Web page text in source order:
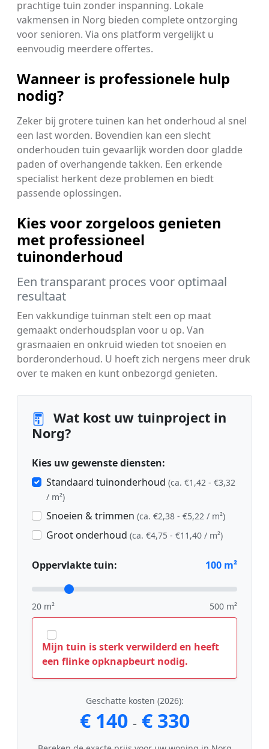
prachtige tuin zonder inspanning. Lokale
vakmensen in Norg bieden complete ontzorging
voor senioren. Via ons platform vergelijkt u
eenvoudig meerdere offertes.
Wanneer is professionele hulp
nodig?
Zeker bij grotere tuinen kan het onderhoud al snel
een last worden. Bovendien kan een slecht
onderhouden tuin gevaarlijk worden door gladde
paden of overhangende takken. Een erkende
specialist herkent deze problemen en biedt
passende oplossingen.
Kies voor zorgeloos genieten
met professioneel
tuinonderhoud
Een transparant proces voor optimaal
resultaat
Een vakkundige tuinman stelt een op maat
gemaakt onderhoudsplan voor u op. Van
grasmaaien en onkruid wieden tot snoeien en
borderonderhoud. U hoeft zich nergens meer druk
over te maken en kunt onbezorgd genieten.
Wat kost uw tuinproject in
Norg?
Kies uw gewenste diensten:
Standaard tuinonderhoud (ca. €1,42 - €3,32
/ m²)
Snoeien & trimmen (ca. €2,38 - €5,22 / m²)
Groot onderhoud (ca. €4,75 - €11,40 / m²)
Oppervlakte tuin: 100 m²
20 m² 500 m²
Mijn tuin is sterk verwilderd en heeft
een flinke opknapbeurt nodig.
Geschatte kosten (2026):
€ 140 - € 330